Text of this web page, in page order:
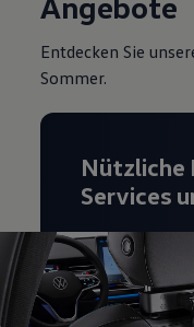
Entdecken Sie
Sommer.
Nützliche
Services